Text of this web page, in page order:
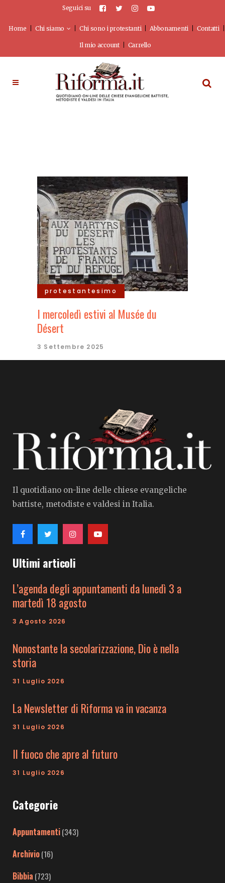
Seguici su
Home Chi siamo Chi sono i protestanti Abbonamenti Contatti
Il mio account Carrello
protestantesimo
I mercoledì estivi al Musée du
Désert
3 Settembre 2025
Il quotidiano on-line delle chiese evangeliche
battiste, metodiste e valdesi in Italia.
Ultimi articoli
L’agenda degli appuntamenti da lunedì 3 a
martedì 18 agosto
3 Agosto 2026
Nonostante la secolarizzazione, Dio è nella
storia
31 Luglio 2026
La Newsletter di Riforma va in vacanza
31 Luglio 2026
Il fuoco che apre al futuro
31 Luglio 2026
Categorie
Appuntamenti(343)
Archivio(16)
Bibbia (723)